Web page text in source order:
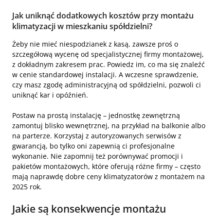
Jak uniknąć dodatkowych kosztów przy montażu
klimatyzacji w mieszkaniu spółdzielni?
Żeby nie mieć niespodzianek z kasą, zawsze proś o
szczegółową wycenę od specjalistycznej firmy montażowej,
z dokładnym zakresem prac. Powiedz im, co ma się znaleźć
w cenie standardowej instalacji. A wczesne sprawdzenie,
czy masz zgodę administracyjną od spółdzielni, pozwoli ci
uniknąć kar i opóźnień.
Postaw na prostą instalację – jednostkę zewnętrzną
zamontuj blisko wewnętrznej, na przykład na balkonie albo
na parterze. Korzystaj z autoryzowanych serwisów z
gwarancją, bo tylko oni zapewnią ci profesjonalne
wykonanie. Nie zapomnij też porównywać promocji i
pakietów montażowych, które oferują różne firmy – często
mają naprawdę dobre ceny klimatyzatorów z montażem na
2025 rok.
Jakie są konsekwencje montażu